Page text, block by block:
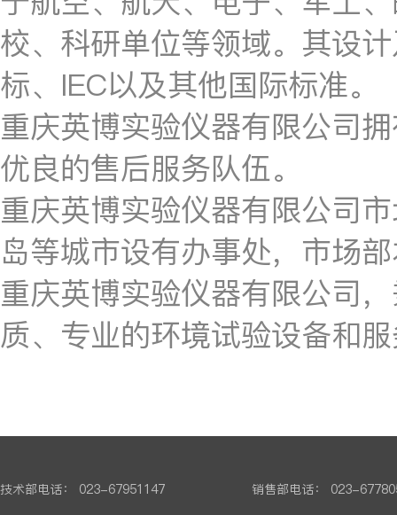
校、科研单位等领域。其设
标、IEC以及其他国际标准。
重庆英博实验仪器有限公司
优良的售后服务队伍。
重庆英博实验仪器有限公司
岛等城市设有办事处，市场
重庆英博实验仪器有限公司
质、专业的环境试验设备和
技术部电话： 023-67951147
销售部电话： 023-